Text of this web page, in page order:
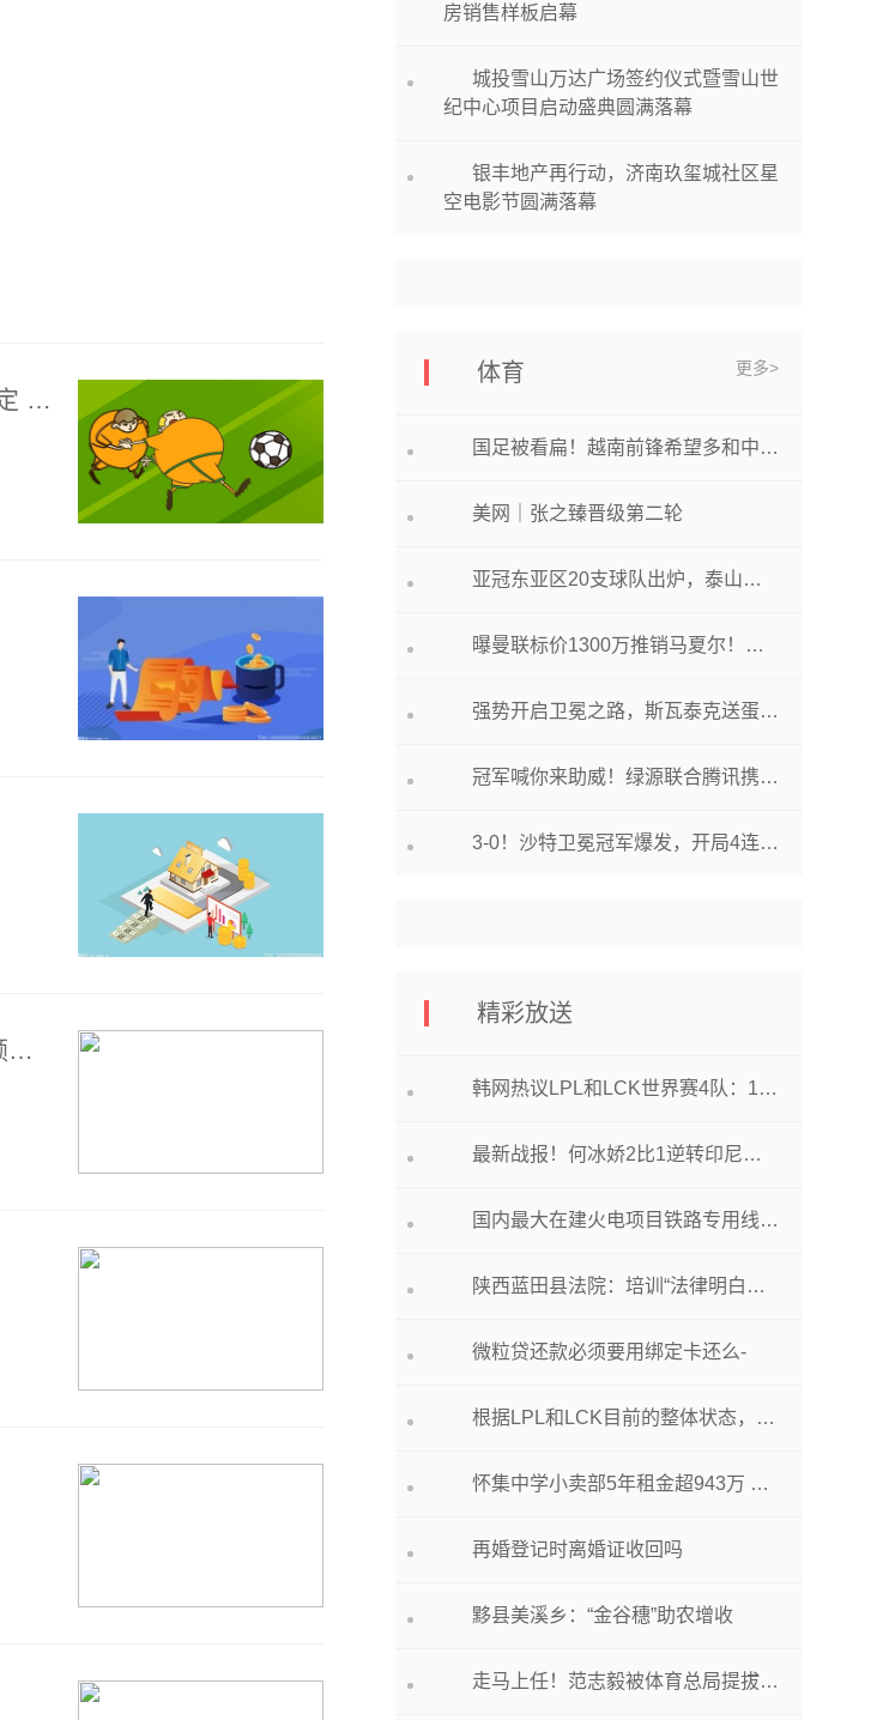
湛江廉江市人民法院跨省调解服刑人员离婚案获当事人肯定 法院监狱跨省联动 倾力调解化纠纷
国足被看扁！越南前锋希望多和中国队热身，曾2度攻破颜骏凌大门
房销售样板启幕
城投雪山万达广场签约仪式暨雪山世
纪中心项目启动盛典圆满落幕
银丰地产再行动，济南玖玺城社区星
空电影节圆满落幕
体育 更多>
国足被看扁！越南前锋希望多和中国队热身，曾2度攻破颜骏凌大门
美网｜张之臻晋级第二轮
亚冠东亚区20支球队出炉，泰山队对手将确定，小组赛前三场是挑战
曝曼联标价1300万推销马夏尔！皇马只考虑租借，而且不带买断义务
强势开启卫冕之路，斯瓦泰克送蛋晋级，无愧当今NO.1
冠军喊你来助威！绿源联合腾讯携手世界冠军许昕启动全民助威嘉年华！
3-0！沙特卫冕冠军爆发，开局4连胜+0失球领跑，本泽马甩开C罗9分
精彩放送
韩网热议LPL和LCK世界赛4队：1号种子都很强，4号种子看起来搞笑
最新战报！何冰娇2比1逆转印尼小将，陆光祖惜败无缘世锦赛16强
国内最大在建火电项目铁路专用线顺利试通车
陕西蓝田县法院：培训“法律明白人”，凝聚多元解纷合力
微粒贷还款必须要用绑定卡还么-
根据LPL和LCK目前的整体状态，今年S赛的冠军会是谁呢？
怀集中学小卖部5年租金超943万 官方回应：全部上缴县财政
再婚登记时离婚证收回吗
黟县美溪乡：“金谷穗”助农增收
走马上任！范志毅被体育总局提拔，入职足协，他和李铁陈戌源不同